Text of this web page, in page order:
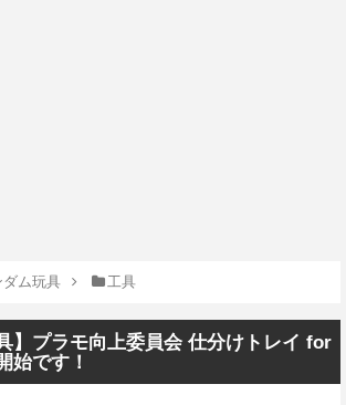
ダム玩具 工具
】プラモ向上委員会 仕分けトレイ for
始です！